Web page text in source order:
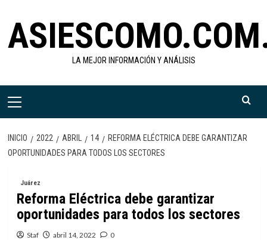
contenido
LA MEJOR INFORMACIÓN Y ANÁLISIS
Menú
INICIO 2022 ABRIL 14
REFORMA ELÉCTRICA DEBE GARANTIZAR
OPORTUNIDADES PARA TODOS LOS SECTORES
Juárez
Reforma Eléctrica debe garantizar
oportunidades para todos los sectores
Staf abril 14, 2022 0